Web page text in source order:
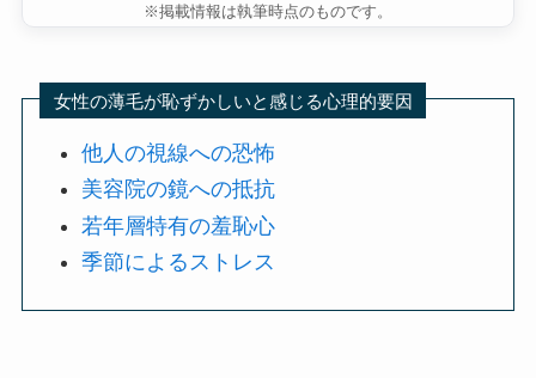
※掲載情報は執筆時点のものです。
女性の薄毛が恥ずかしいと感じる心理的要因
他人の視線への恐怖
美容院の鏡への抵抗
若年層特有の羞恥心
季節によるストレス